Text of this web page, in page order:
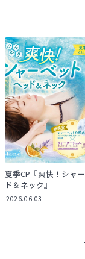
夏季CP『爽快！シャ
ド＆ネック』
2026.06.03